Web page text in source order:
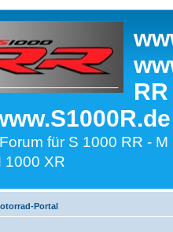
für S 1000 RR -
1000 XR
Portal